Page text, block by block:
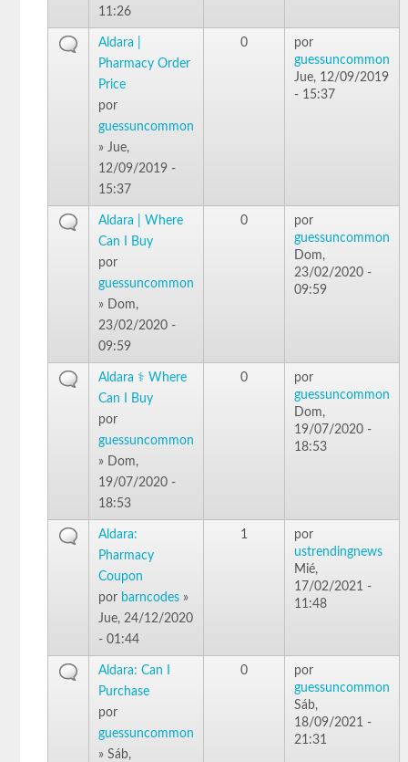
11:26
Aldara |
Pharmacy Order
Price
por
guessuncommon
» Jue,
12/09/2019 -
15:37
0
por
guessuncommon
Jue, 12/09/2019
- 15:37
Aldara | Where
Can I Buy
por
guessuncommon
» Dom,
23/02/2020 -
09:59
0
por
guessuncommon
Dom,
23/02/2020 -
09:59
Aldara ⚕️ Where
Can I Buy
por
guessuncommon
» Dom,
19/07/2020 -
18:53
0
por
guessuncommon
Dom,
19/07/2020 -
18:53
Aldara:
Pharmacy
Coupon
por barncodes »
Jue, 24/12/2020
- 01:44
1
por
ustrendingnews
Mié,
17/02/2021 -
11:48
Aldara: Can I
Purchase
por
guessuncommon
» Sáb,
0
por
guessuncommon
Sáb,
18/09/2021 -
21:31